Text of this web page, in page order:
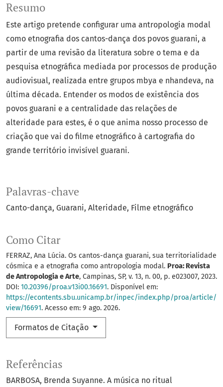
Palavras-chave
Canto-dança Guarani Alteridade Filme etnográfico
Como Citar
FERRAZ, Ana Lúcia. Os cantos-dança guarani, sua territorialidade
cósmica e a etnografia como antropologia modal. Proa: Revista
de Antropologia e Arte, Campinas, SP, v. 13, n. 00, p. e023007, 2023.
DOI: 10.20396/proa.v13i00.16691. Disponível em:
https://econtents.sbu.unicamp.br/inpec/index.php/proa/article/
view/16691. Acesso em: 9 ago. 2026.
Formatos de Citação
Resumo
Este artigo pretende configurar uma antropologia modal
como etnografia dos cantos-dança dos povos guarani, a
partir de uma revisão da literatura sobre o tema e da
pesquisa etnográfica mediada por processos de produção
audiovisual, realizada entre grupos mbya e nhandeva, na
última década. Entender os modos de existência dos
povos guarani e a centralidade das relações de
alteridade para estes, é o que anima nosso processo de
criação que vai do filme etnográfico à cartografia do
grande território invisível guarani.
Referências
BARBOSA, Brenda Suyanne. A música no ritual